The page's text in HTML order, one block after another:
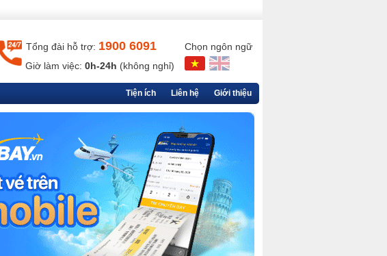
Tổng đài hỗ trợ: 1900 6091
Giờ làm việc: 0h-24h (không nghỉ)
Chọn ngôn ngữ
Giới thiệu
Liên hệ
Tiện ích